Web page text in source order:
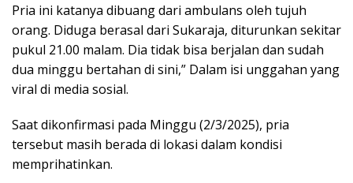
Pria ini katanya dibuang dari ambulans oleh tujuh
orang. Diduga berasal dari Sukaraja, diturunkan sekitar
pukul 21.00 malam. Dia tidak bisa berjalan dan sudah
dua minggu bertahan di sini,” Dalam isi unggahan yang
viral di media sosial.
Saat dikonfirmasi pada Minggu (2/3/2025), pria
tersebut masih berada di lokasi dalam kondisi
memprihatinkan.